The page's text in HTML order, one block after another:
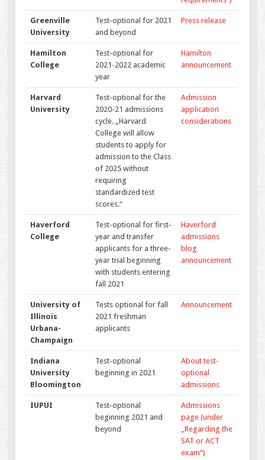
Greenville
University
Test-optional for 2021
and beyond
Press release
Hamilton
College
Test-optional for
2021-2022 academic
year
Hamilton
announcement
Harvard
University
Test-optional for the
2020-21 admissions
cycle. „Harvard
College will allow
students to apply for
admission to the Class
of 2025 without
requiring
standardized test
scores.“
Admission
application
considerations
Haverford
College
Test-optional for first-
year and transfer
applicants for a three-
year trial beginning
with students entering
fall 2021
Haverford
admissions
blog
announcement
University of
Illinois
Urbana-
Champaign
Tests optional for fall
2021 freshman
applicants
Announcement
Indiana
University
Bloomington
Test-optional
beginning in 2021
About test-
optional
admissions
IUPUI
Test-optional
beginning 2021 and
beyond
Admissions
page (under
„Regarding the
SAT or ACT
exam“)